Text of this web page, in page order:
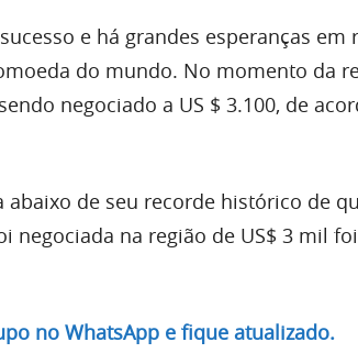
e há grandes esperanças em
do mundo. No momento da
negociado a US $ 3.100, de
de seu recorde histórico de
negociada na região de US$ 3 mil
no WhatsApp e fique atualizado.